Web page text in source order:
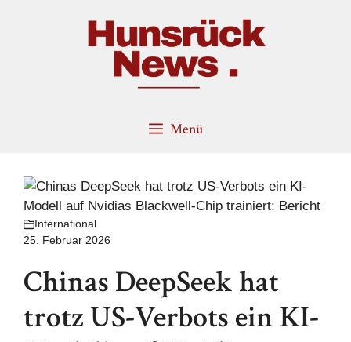
Menü
International
25. Februar 2026
Chinas DeepSeek hat
trotz US-Verbots ein KI-